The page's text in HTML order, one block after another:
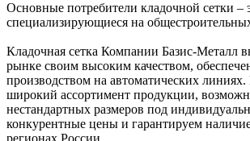
Основные потребители кладочной сетки –
специализирующиеся на
Кладочная сетка Компании Базис-Металл
рынке своим высоким качеством,
производством на автоматических
широкий ассортимент продукции,
нестандартных размеров под
конкурентные цены и гарантируем
регионах России.